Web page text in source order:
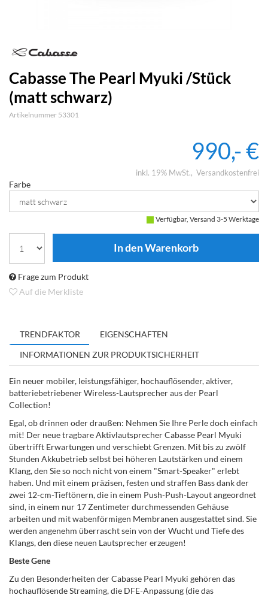
Cabasse The Pearl Myuki /Stück
(matt schwarz)
Artikelnummer 53301
990,- €
inkl. 19% MwSt. Versandkostenfrei
Farbe
Verfügbar, Versand 3-5 Werktage
Frage zum Produkt
Auf die Merkliste
TRENDFAKTOR
EIGENSCHAFTEN
INFORMATIONEN ZUR PRODUKTSICHERHEIT
Ein neuer mobiler, leistungsfähiger, hochauflösender, aktiver,
batteriebetriebener Wireless-Lautsprecher aus der Pearl
Collection!
Egal, ob drinnen oder draußen: Nehmen Sie Ihre Perle doch einfach
mit! Der neue tragbare Aktivlautsprecher Cabasse Pearl Myuki
übertrifft Erwartungen und verschiebt Grenzen. Mit bis zu zwölf
Stunden Akkubetrieb selbst bei höheren Lautstärken und einem
Klang, den Sie so noch nicht von einem "Smart-Speaker" erlebt
haben. Und mit einem präzisen, festen und straffen Bass dank der
zwei 12-cm-Tieftönern, die in einem Push-Push-Layout angeordnet
sind, in einem nur 17 Zentimeter durchmessenden Gehäuse
arbeiten und mit wabenförmigen Membranen ausgestattet sind. Sie
werden angenehm überrascht sein von der Wucht und Tiefe des
Klangs, den diese neuen Lautsprecher erzeugen!
Beste Gene
Zu den Besonderheiten der Cabasse Pearl Myuki gehören das
hochauflösende Streaming, die DFE-Anpassung (die das